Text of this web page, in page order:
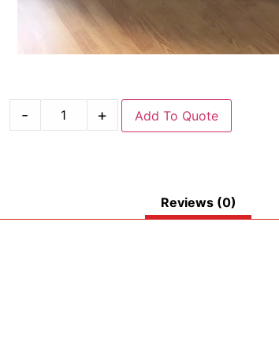
- + Add To Quote
Reviews (0)